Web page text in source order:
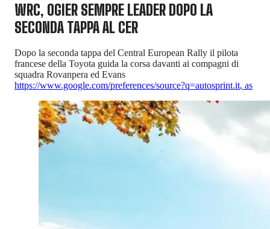
WRC, OGIER SEMPRE LEADER DOPO LA
SECONDA TAPPA AL CER
Dopo la seconda tappa del Central European Rally il pilota
francese della Toyota guida la corsa davanti ai compagni di
squadra Rovanpera ed Evans
https://www.google.com/preferences/source?q=autosprint.it, as